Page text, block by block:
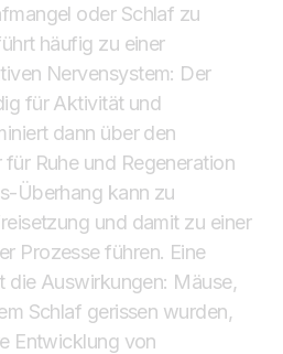
oder Schlaf zu
häufig zu einer
Nervensystem: Der
für Aktivität und
dann über den
Ruhe und Regeneration
Überhang kann zu
und damit zu einer
Prozesse führen. Eine
die Auswirkungen: Mäuse,
Schlaf gerissen wurden,
Entwicklung von